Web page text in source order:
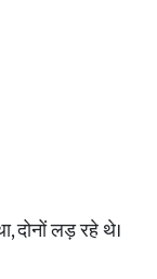
दोनों लड़ रहे थे।